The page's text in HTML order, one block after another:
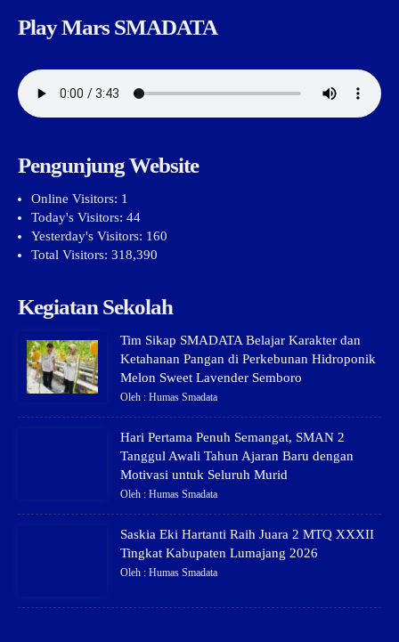
Play Mars SMADATA
Pengunjung Website
Online Visitors: 1
Today's Visitors: 44
Yesterday's Visitors: 160
Total Visitors: 318,390
Kegiatan Sekolah
Tim Sikap SMADATA Belajar Karakter dan
Ketahanan Pangan di Perkebunan Hidroponik
Melon Sweet Lavender Semboro
Oleh : Humas Smadata
Hari Pertama Penuh Semangat, SMAN 2
Tanggul Awali Tahun Ajaran Baru dengan
Motivasi untuk Seluruh Murid
Oleh : Humas Smadata
Saskia Eki Hartanti Raih Juara 2 MTQ XXXII
Tingkat Kabupaten Lumajang 2026
Oleh : Humas Smadata